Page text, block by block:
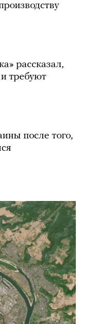
рассказал,
требуют
после того,